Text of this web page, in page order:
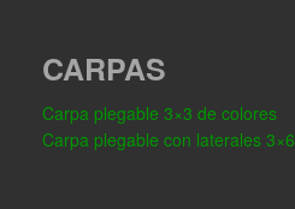
CARPAS
Carpa plegable 3×3 de colores
Carpa plegable con laterales 3×6